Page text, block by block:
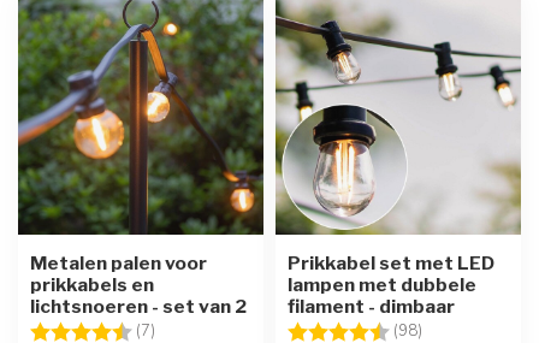
Metalen palen voor
prikkabels en
lichtsnoeren - set van 2
Beoordeling: (7)
Prikkabel set met LED
lampen met dubbele
filament - dimbaar
Beoordeling: (98)